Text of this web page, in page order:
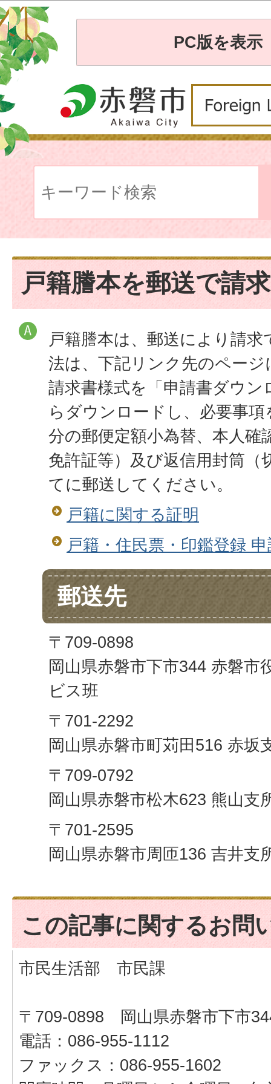
PC版を表示
戸籍謄本を郵送で請
戸籍謄本は、郵送により請
法は、下記リンク先のペー
請求書様式を「申請書ダウ
らダウンロードし、必要事
分の郵便定額小為替、本人確
免許証等）及び返信用封筒（
てに郵送してください。
戸籍に関する証明
戸籍・住民票・印鑑登録
郵送先
〒709-0898
岡山県赤磐市下市344 赤磐市
ビス班
〒701-2292
岡山県赤磐市町苅田516 赤坂
〒709-0792
岡山県赤磐市松木623 熊山支
〒701-2595
岡山県赤磐市周匝136 吉井支
この記事に関するお問
市民生活部 市民課
〒709-0898 岡山県赤磐市下市
電話：086-955-1112
ファックス：086-955-1602